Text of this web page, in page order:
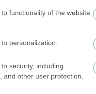
functionality of the website
personalization.
security, including
other user protection.